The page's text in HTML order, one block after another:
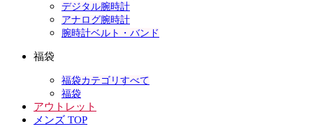
デジタル腕時計
アナログ腕時計
腕時計ベルト・バンド
福袋
福袋カテゴリすべて
福袋
アウトレット
メンズ TOP